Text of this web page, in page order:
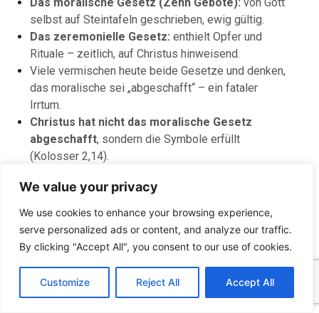
We value your privacy
We use cookies to enhance your browsing experience,
serve personalized ads or content, and analyze our traffic.
By clicking "Accept All", you consent to our use of cookies.
Customize Reject All Accept All
selbst auf Steintafeln geschrieben, ewig gültig.
Das zeremonielle Gesetz: enthielt Opfer und
Rituale – zeitlich, auf Christus hinweisend.
Viele vermischen heute beide Gesetze und denken,
das moralische sei „abgeschafft“ – ein fataler
Irrtum.
Christus hat nicht das moralische Gesetz
abgeschafft, sondern die Symbole erfüllt
(Kolosser 2,14).
Matthäus 5,17–18: „Nicht gekommen, um
3. Zwei Bündnisse: Alt und Neu
Alter Bund:Am Sinai, basierend auf Gehorsam –
das Volk versprach: „Alles wollen wir tun.“
y
c
e
n
t
t
m
b
d
d
l
e
i
t
e
e